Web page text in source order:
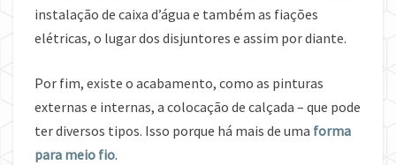
instalação de caixa d’água e também as fiações
elétricas, o lugar dos disjuntores e assim por diante.
Por fim, existe o acabamento, como as pinturas
externas e internas, a colocação de calçada – que pode
ter diversos tipos. Isso porque há mais de uma forma
para meio fio.